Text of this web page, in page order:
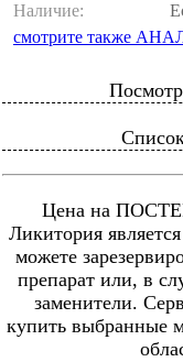
Наличие:
смотрите также
Цена на
Ликитория
можете
препарат или, в
заменители.
купить выбранные